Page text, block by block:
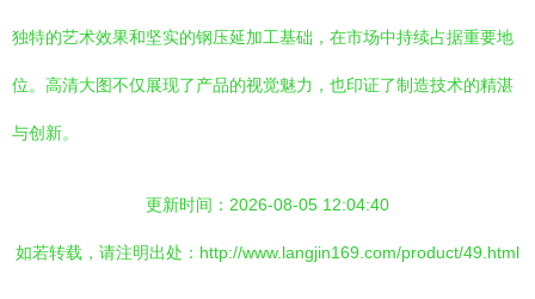
独特的艺术效果和坚实的钢压延加工基础，在市场中持续占据重要地
位。高清大图不仅展现了产品的视觉魅力，也印证了制造技术的精湛
与创新。
更新时间：2026-08-05 12:04:40
如若转载，请注明出处：http://www.langjin169.com/product/49.html